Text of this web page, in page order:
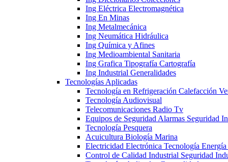
Ing Eléctrica Electromagnética
Ing En Minas
Ing Metalmecánica
Ing Neumática Hidráulica
Ing Química y Afines
Ing Medioambiental Sanitaria
Ing Grafica Tipografía Cartografía
Ing Industrial Generalidades
Tecnologías Aplicadas
Tecnología en Refrigeración Calefacción
Tecnología Audiovisual
Telecomunicaciones Radio Tv
Equipos de Seguridad Alarmas Seguridad
Tecnología Pesquera
Acuicultura Biología Marina
Electricidad Electrónica Tecnología Energía
Control de Calidad Industrial Seguridad